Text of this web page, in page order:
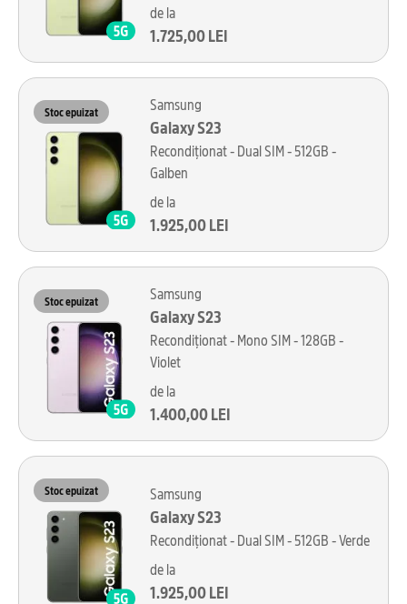
de la
1.725,00 LEI
Stoc epuizat Samsung
Galaxy S23
Recondiționat - Dual SIM - 512GB -
Galben
de la
1.925,00 LEI
Stoc epuizat Samsung
Galaxy S23
Recondiționat - Mono SIM - 128GB -
Violet
de la
1.400,00 LEI
Stoc epuizat Samsung
Galaxy S23
Recondiționat - Dual SIM - 512GB - Verde
de la
1.925,00 LEI